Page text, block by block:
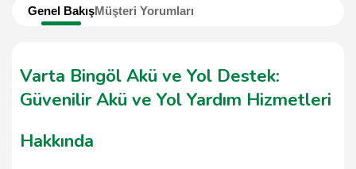
Genel BakışMüşteri Yorumları
Varta Bingöl Akü ve Yol Destek:
Güvenilir Akü ve Yol Yardım Hizmetleri
Hakkında